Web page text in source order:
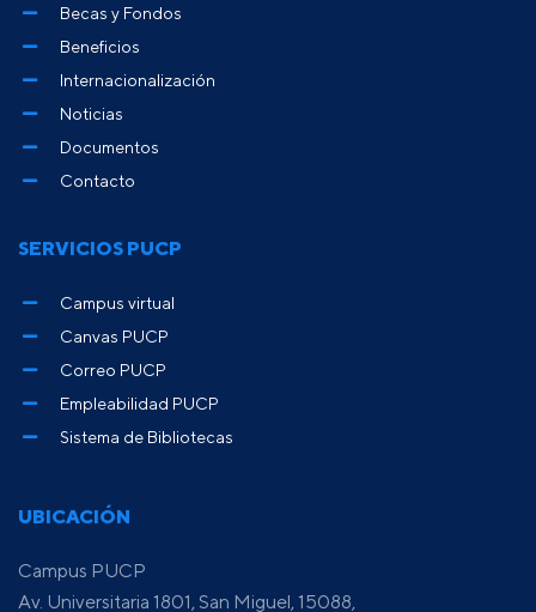
UBICACIÓN
Campus PUCP
Av. Universitaria 1801, San Miguel, 15088,
Becas y Fondos
Beneficios
Internacionalización
Noticias
Documentos
Contacto
SERVICIOS PUCP
Campus virtual
Canvas PUCP
Correo PUCP
Empleabilidad PUCP
Sistema de Bibliotecas